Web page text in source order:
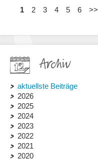
1 2 3 4 5 6 >>
Archiv
aktuellste Beiträge
2026
2025
2024
2023
2022
2021
2020